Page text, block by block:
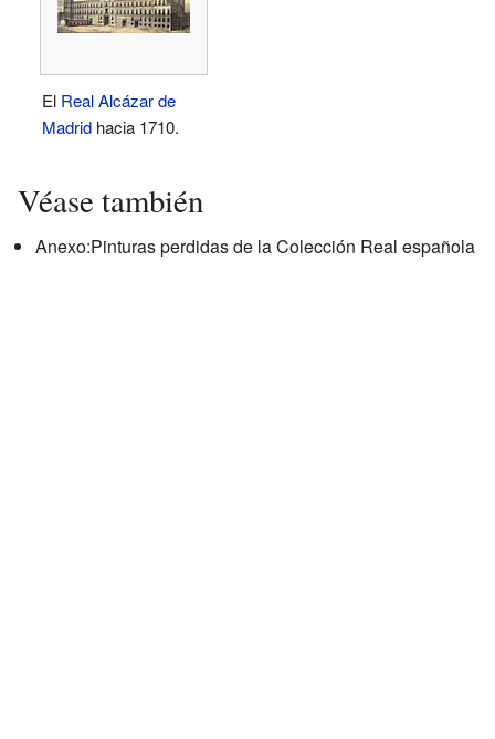
El Real Alcázar de
Madrid hacia 1710.
Véase también
Anexo:Pinturas perdidas de la Colección Real española